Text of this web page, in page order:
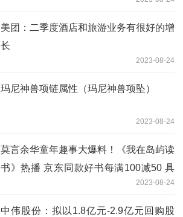
美团：二季度酒店和旅游业务有很好的增
长
2023-08-24
玛尼神兽项链属性（玛尼神兽项坠）
2023-08-24
莫言余华童年趣事大爆料！《我在岛屿读
书》热播 京东同款好书每满100减50 具
2023-08-24
中伟股份：拟以1.8亿元-2.9亿元回购股